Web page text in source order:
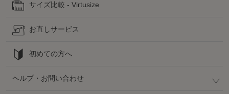
サイズ比較 - Virtusize
お直しサービス
初めての方へ
ヘルプ・お問い合わせ